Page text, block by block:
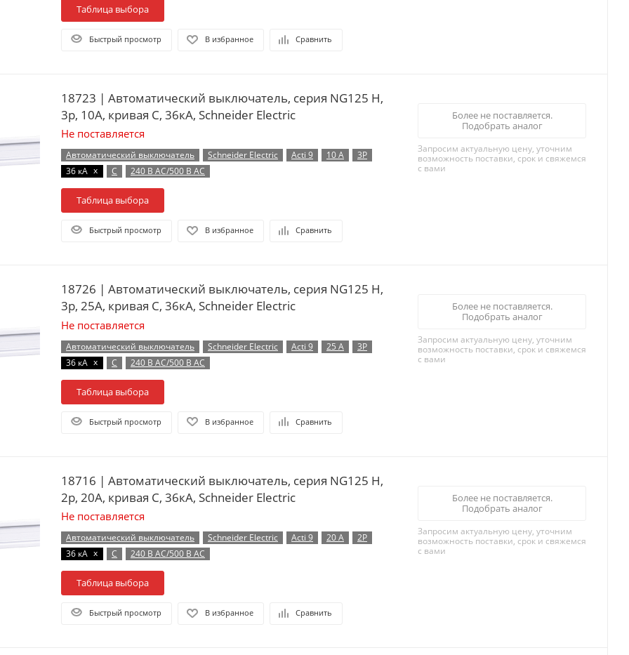
Таблица выбора
Быстрый просмотр В избранное Сравнить
18723 | Автоматический выключатель, серия NG125 H,
3p, 10А, кривая C, 36кА, Schneider Electric
Не поставляется
Автоматический выключатель Schneider Electric Acti 9 10 А
3P
36 кА x C 240 В AC/500 В AC
Таблица выбора
Быстрый просмотр В избранное Сравнить
Более не поставляется.
Подобрать аналог
Запросим актуальную цену, уточним
возможность поставки, срок и свяжемся
с вами
18726 | Автоматический выключатель, серия NG125 H,
3p, 25А, кривая C, 36кА, Schneider Electric
Не поставляется
Автоматический выключатель Schneider Electric Acti 9 25 А
3P
36 кА x C 240 В AC/500 В AC
Таблица выбора
Быстрый просмотр В избранное Сравнить
Более не поставляется.
Подобрать аналог
Запросим актуальную цену, уточним
возможность поставки, срок и свяжемся
с вами
18716 | Автоматический выключатель, серия NG125 H,
2p, 20А, кривая C, 36кА, Schneider Electric
Не поставляется
Автоматический выключатель Schneider Electric Acti 9 20 А
2P
36 кА x C 240 В AC/500 В AC
Таблица выбора
Быстрый просмотр В избранное Сравнить
Более не поставляется.
Подобрать аналог
Запросим актуальную цену, уточним
возможность поставки, срок и свяжемся
с вами